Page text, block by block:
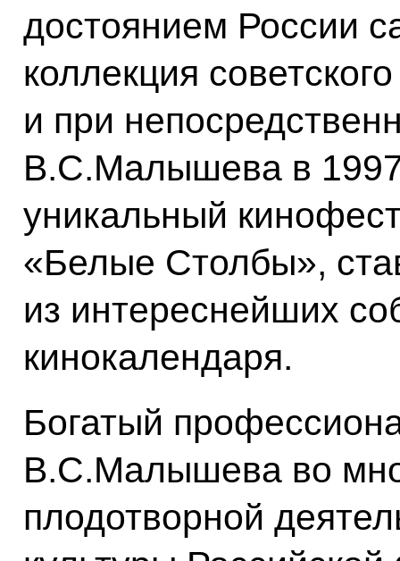
достоянием России
коллекция
и при
В.С.Малышева в 1997
уникальный
«Белые Столбы»,
из интереснейших
кинокалендаря.
Богатый
В.С.Малышева во
плодотворной